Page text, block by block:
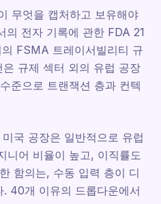
무엇을 캡처하고 보유해야
의 전자 기록에 관한 FDA 21
FSMA 트레이서빌리티 규
규제 섹터 외의 유럽 공장
준으로 트랜잭션 층과 컨텍
국 공장은 일반적으로 유럽
니어 비율이 높고, 이직률도
함의는, 수동 입력 층이 디
40개 이유의 드롭다운에서